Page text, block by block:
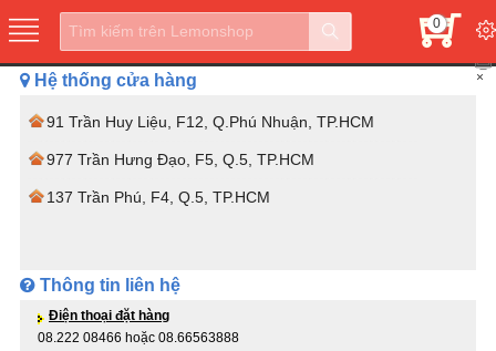
0
Hệ thống cửa hàng
91 Trần Huy Liệu, F12, Q.Phú Nhuận, TP.HCM
977 Trần Hưng Đạo, F5, Q.5, TP.HCM
137 Trần Phú, F4, Q.5, TP.HCM
Thông tin liên hệ
Điện thoại đặt hàng
08.222 08466 hoặc 08.66563888
×